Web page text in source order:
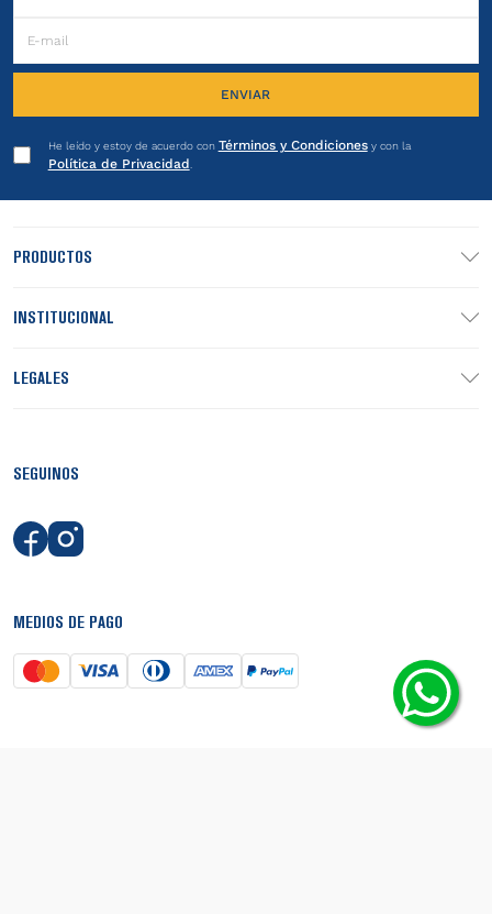
ENVIAR
He leído y estoy de acuerdo con Términos y Condicionesy con la
Política de Privacidad
PRODUCTOS
INSTITUCIONAL
LEGALES
SEGUINOS
MEDIOS DE PAGO